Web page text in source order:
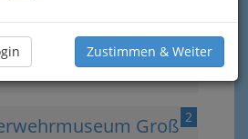
Zustimmen & Weiter
2
Groß